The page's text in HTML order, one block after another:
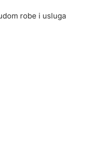
robe i usluga